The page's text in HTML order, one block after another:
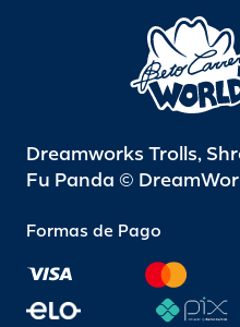
Dreamworks Trolls,
Fu Panda ©
Formas de Pago